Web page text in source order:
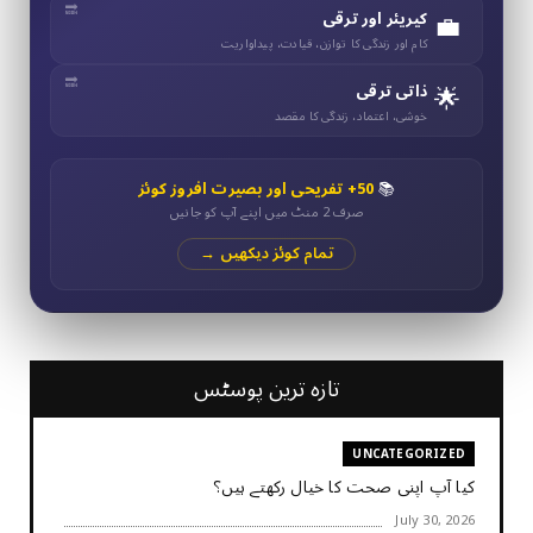
💼 کیریئر اور ترقی
کام اور زندگی کا توازن، قیادت، پیداواریت
🌟 ذاتی ترقی
خوشی، اعتماد، زندگی کا مقصد
📚50+ تفریحی اور بصیرت افروز کوئز
صرف 2 منٹ میں اپنے آپ کو جانیں
تمام کوئز دیکھیں →
تازہ ترین پوسٹس
UNCATEGORIZED
کیا آپ اپنی صحت کا خیال رکھتے ہیں؟
July 30, 2026